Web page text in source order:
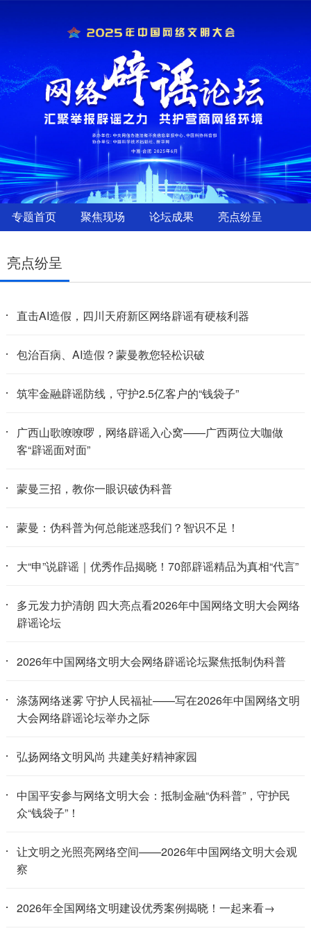
专题首页 聚焦现场 论坛成果 亮点纷呈
亮点纷呈
直击AI造假，四川天府新区网络辟谣有硬核利器
包治百病、AI造假？蒙曼教您轻松识破
筑牢金融辟谣防线，守护2.5亿客户的“钱袋子”
广西山歌嘹嘹啰，网络辟谣入心窝——广西两位大咖做
客“辟谣面对面”
蒙曼三招，教你一眼识破伪科普
蒙曼：伪科普为何总能迷惑我们？智识不足！
大“申”说辟谣｜优秀作品揭晓！70部辟谣精品为真相“代言”
多元发力护清朗 四大亮点看2026年中国网络文明大会网络
辟谣论坛
2026年中国网络文明大会网络辟谣论坛聚焦抵制伪科普
涤荡网络迷雾 守护人民福祉——写在2026年中国网络文明
大会网络辟谣论坛举办之际
弘扬网络文明风尚 共建美好精神家园
中国平安参与网络文明大会：抵制金融“伪科普”，守护民
众“钱袋子”！
让文明之光照亮网络空间——2026年中国网络文明大会观
察
2026年全国网络文明建设优秀案例揭晓！一起来看→